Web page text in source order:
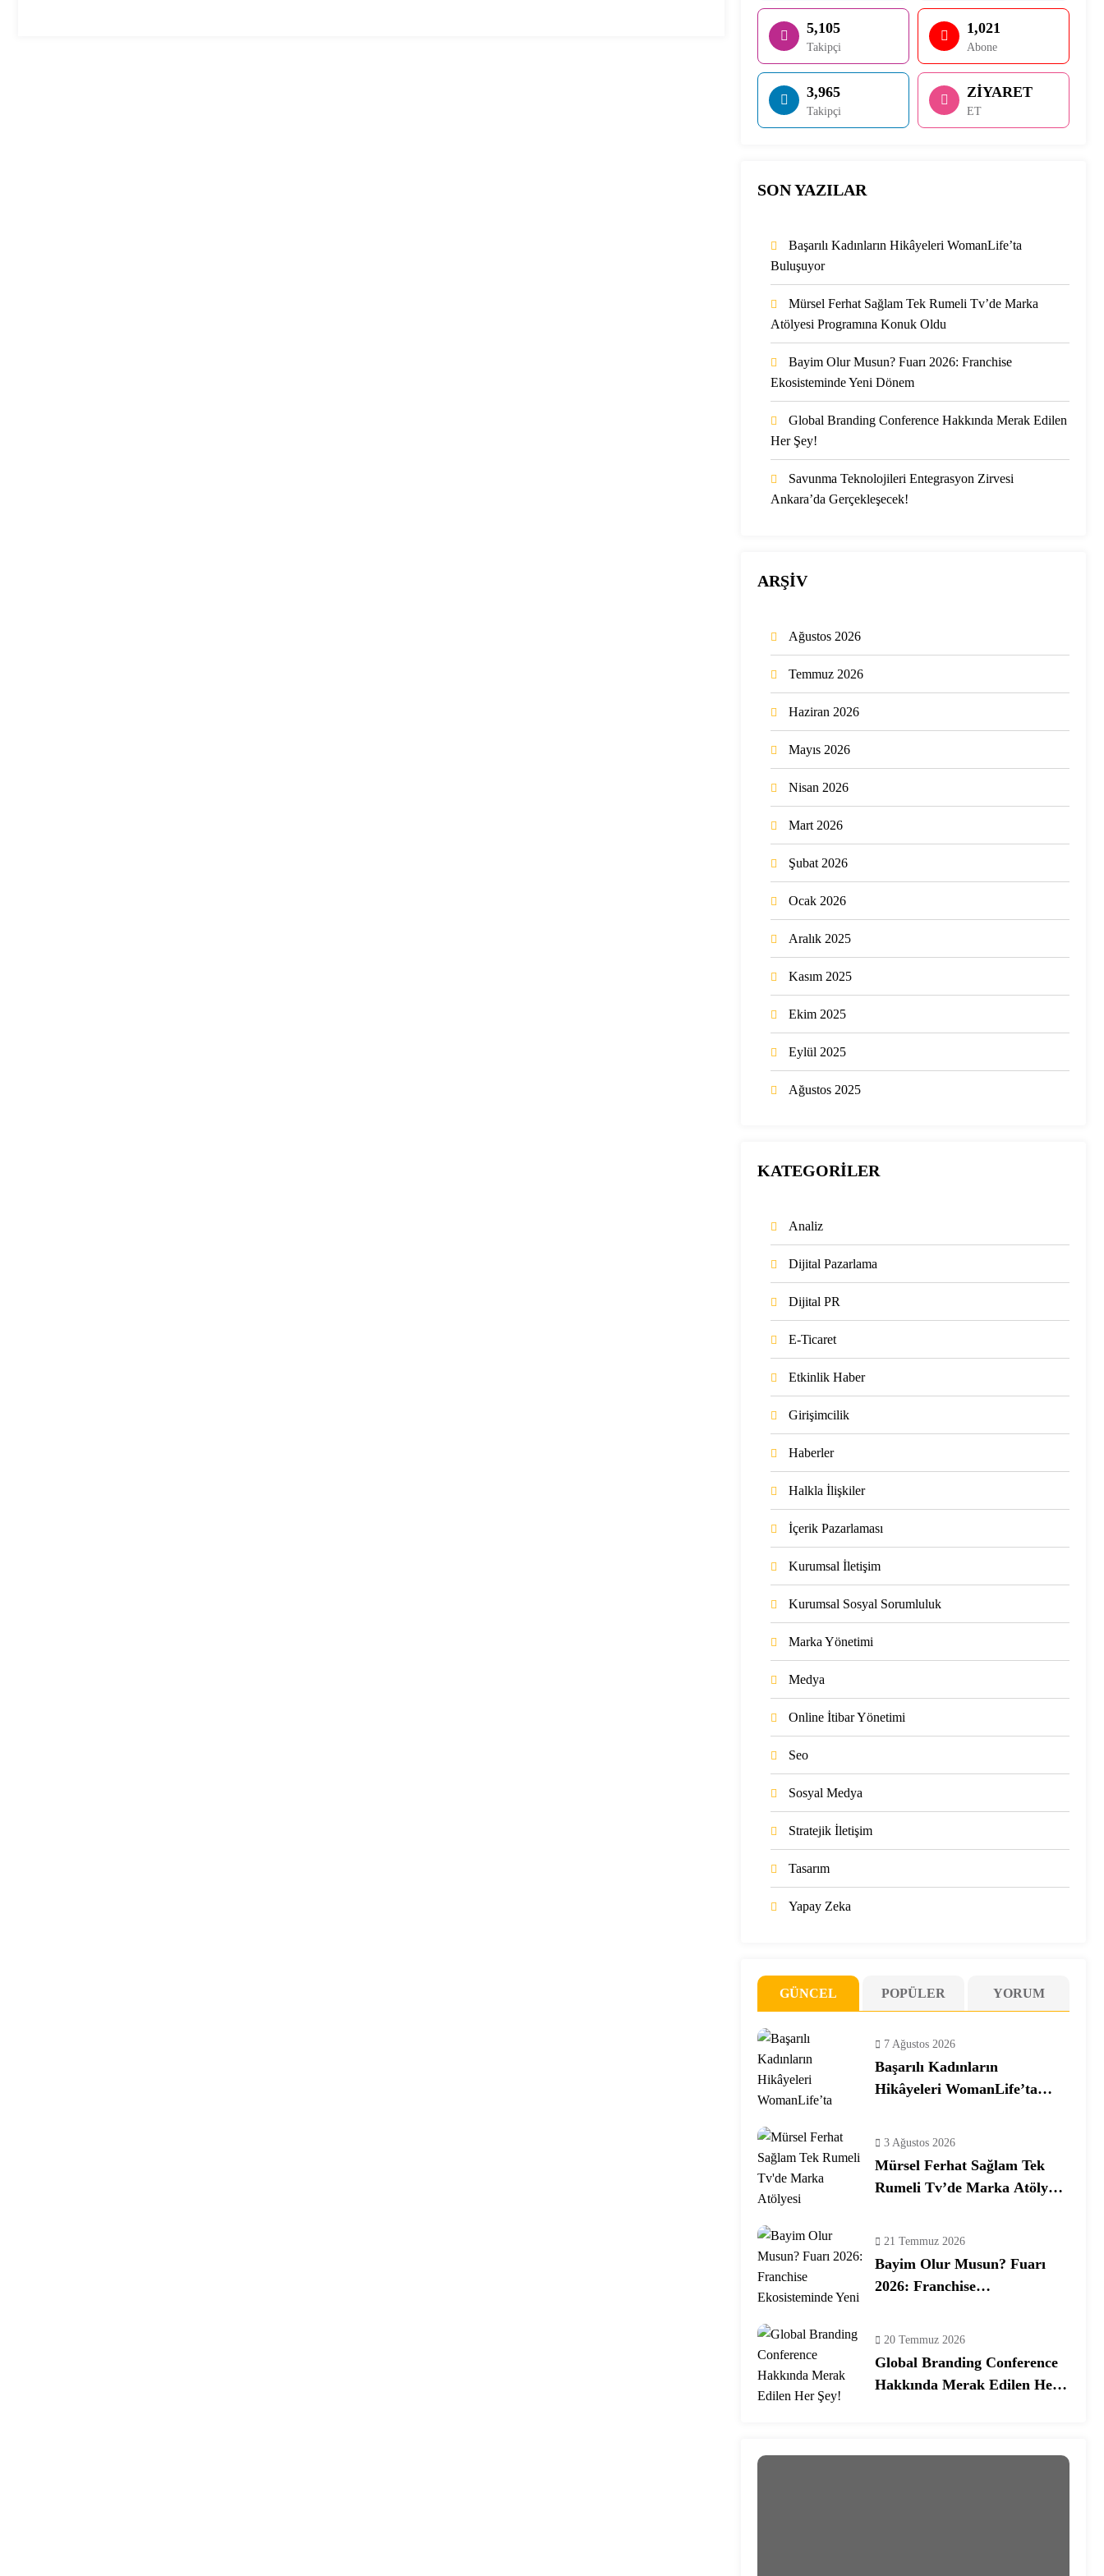
5,105
Takipçi
1,021
Abone
3,965
Takipçi
ZİYARET
ET
SON YAZILAR
Başarılı Kadınların Hikâyeleri WomanLife’ta
Buluşuyor
Mürsel Ferhat Sağlam Tek Rumeli Tv’de Marka
Atölyesi Programına Konuk Oldu
Bayim Olur Musun? Fuarı 2026: Franchise
Ekosisteminde Yeni Dönem
Global Branding Conference Hakkında Merak Edilen
Her Şey!
Savunma Teknolojileri Entegrasyon Zirvesi
Ankara’da Gerçekleşecek!
ARŞİV
Ağustos 2026
Temmuz 2026
Haziran 2026
Mayıs 2026
Nisan 2026
Mart 2026
Şubat 2026
Ocak 2026
Aralık 2025
Kasım 2025
Ekim 2025
Eylül 2025
Ağustos 2025
KATEGORİLER
Analiz
Dijital Pazarlama
Dijital PR
E-Ticaret
Etkinlik Haber
Girişimcilik
Haberler
Halkla İlişkiler
İçerik Pazarlaması
Kurumsal İletişim
Kurumsal Sosyal Sorumluluk
Marka Yönetimi
Medya
Online İtibar Yönetimi
Seo
Sosyal Medya
Stratejik İletişim
Tasarım
Yapay Zeka
GÜNCEL POPÜLER YORUM
7 Ağustos 2026
Başarılı Kadınların
Hikâyeleri WomanLife’ta
3 Ağustos 2026
Mürsel Ferhat Sağlam Tek
Rumeli Tv’de Marka Atölyesi
21 Temmuz 2026
Bayim Olur Musun? Fuarı
2026: Franchise
20 Temmuz 2026
Global Branding Conference
Hakkında Merak Edilen Her